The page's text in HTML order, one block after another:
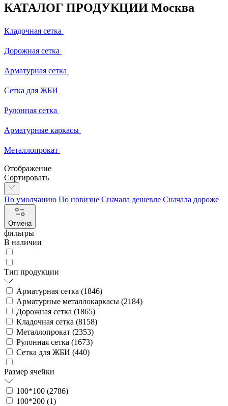
КАТАЛОГ ПРОДУКЦИИ Москва
Кладочная сетка
Дорожная сетка
Арматурная сетка
Сетка для ЖБИ
Рулонная сетка
Арматурные каркасы
Металлопрокат
Отображение
Сортировать
По умолчанию По новизне Сначала дешевле Сначала дороже
Отмена
фильтры
В наличии
Тип продукции
Арматурная сетка (1846)
Арматурные металлокаркасы (2184)
Дорожная сетка (1865)
Кладочная сетка (8158)
Металлопрокат (2353)
Рулонная сетка (1673)
Сетка для ЖБИ (440)
Размер ячейки
100*100 (2786)
100*200 (1)